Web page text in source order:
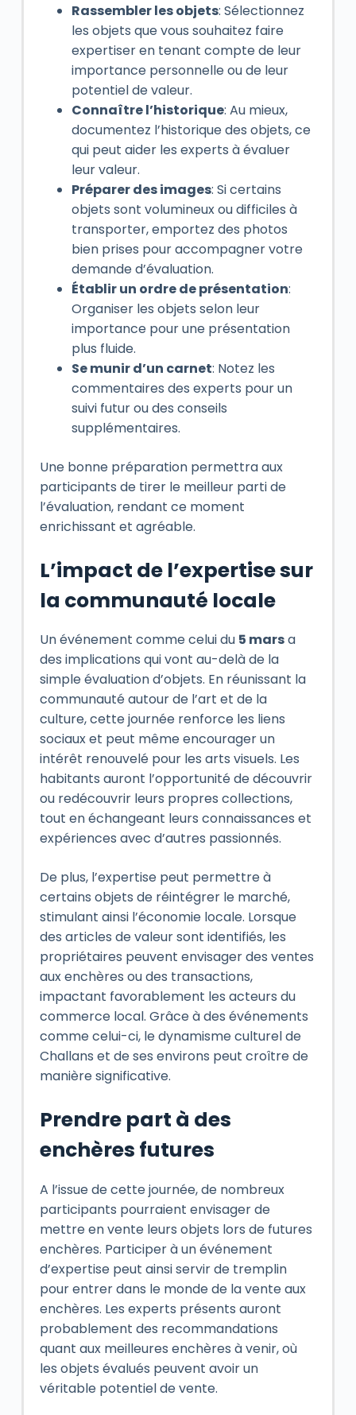
Rassembler les objets: Sélectionnez
les objets que vous souhaitez faire
expertiser en tenant compte de leur
importance personnelle ou de leur
potentiel de valeur.
Connaître l’historique: Au mieux,
documentez l’historique des objets, ce
qui peut aider les experts à évaluer
leur valeur.
Préparer des images: Si certains
objets sont volumineux ou difficiles à
transporter, emportez des photos
bien prises pour accompagner votre
demande d’évaluation.
Établir un ordre de présentation:
Organiser les objets selon leur
importance pour une présentation
plus fluide.
Se munir d’un carnet: Notez les
commentaires des experts pour un
suivi futur ou des conseils
supplémentaires.
Une bonne préparation permettra aux
participants de tirer le meilleur parti de
l’évaluation, rendant ce moment
enrichissant et agréable.
L’impact de l’expertise sur
la communauté locale
Un événement comme celui du 5 marsa
des implications qui vont au-delà de la
simple évaluation d’objets. En réunissant la
communauté autour de l’art et de la
culture, cette journée renforce les liens
sociaux et peut même encourager un
intérêt renouvelé pour les arts visuels. Les
habitants auront l’opportunité de découvrir
ou redécouvrir leurs propres collections,
tout en échangeant leurs connaissances et
expériences avec d’autres passionnés.
De plus, l’expertise peut permettre à
certains objets de réintégrer le marché,
stimulant ainsi l’économie locale. Lorsque
des articles de valeur sont identifiés, les
propriétaires peuvent envisager des ventes
aux enchères ou des transactions,
impactant favorablement les acteurs du
commerce local. Grâce à des événements
comme celui-ci, le dynamisme culturel de
Challans et de ses environs peut croître de
manière significative.
Prendre part à des
enchères futures
A l’issue de cette journée, de nombreux
participants pourraient envisager de
mettre en vente leurs objets lors de futures
enchères. Participer à un événement
d’expertise peut ainsi servir de tremplin
pour entrer dans le monde de la vente aux
enchères. Les experts présents auront
probablement des recommandations
quant aux meilleures enchères à venir, où
les objets évalués peuvent avoir un
véritable potentiel de vente.